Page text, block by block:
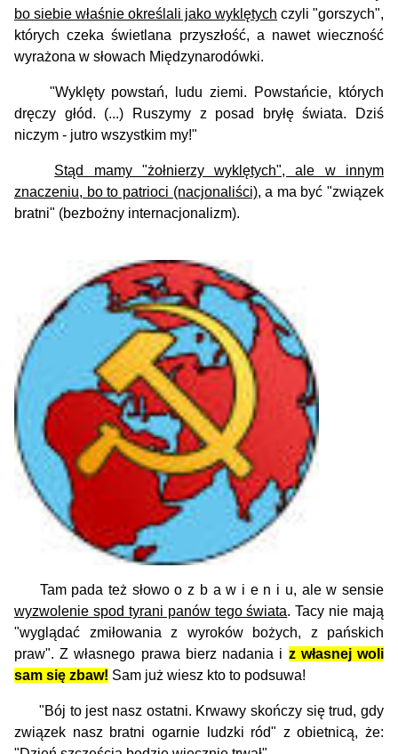
bo siebie właśnie określali jako wyklętych czyli "gorszych",
których czeka świetlana przyszłość, a nawet wieczność
wyrażona w słowach Międzynarodówki.
"Wyklęty powstań, ludu ziemi. Powstańcie, których
dręczy głód. (...) Ruszymy z posad bryłę świata. Dziś
niczym - jutro wszystkim my!"
Stąd mamy "żołnierzy wyklętych", ale w innym
znaczeniu, bo to patrioci (nacjonaliści), a ma być "związek
bratni" (bezbożny internacjonalizm).
Tam pada też słowo o z b a w i e n i u, ale w sensie
wyzwolenie spod tyrani panów tego świata. Tacy nie mają
"wyglądać zmiłowania z wyroków bożych, z pańskich
praw". Z własnego prawa bierz nadania i z własnej woli
sam się zbaw! Sam już wiesz kto to podsuwa!
"Bój to jest nasz ostatni. Krwawy skończy się trud, gdy
związek nasz bratni ogarnie ludzki ród" z obietnicą, że: